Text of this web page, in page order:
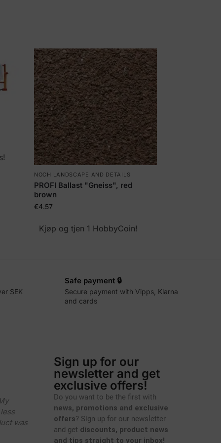
NOCH LANDSCAPE AND DETAILS
PROFI Ballast "Gneiss", red
brown
€4.57
Kjøp og tjen 1 HobbyCoin!
SEK
Safe payment 🔒
Secure payment with Vipps, Klarna
and cards
was
Sign up for our
newsletter and get
exclusive offers!
Do you want to be the first with
news, promotions and exclusive
offers? Sign up for our newsletter
and get discounts, product news
and tips straight to your inbox!